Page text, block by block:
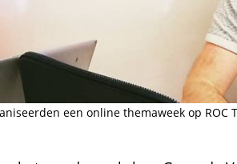
een online themaweek op ROC